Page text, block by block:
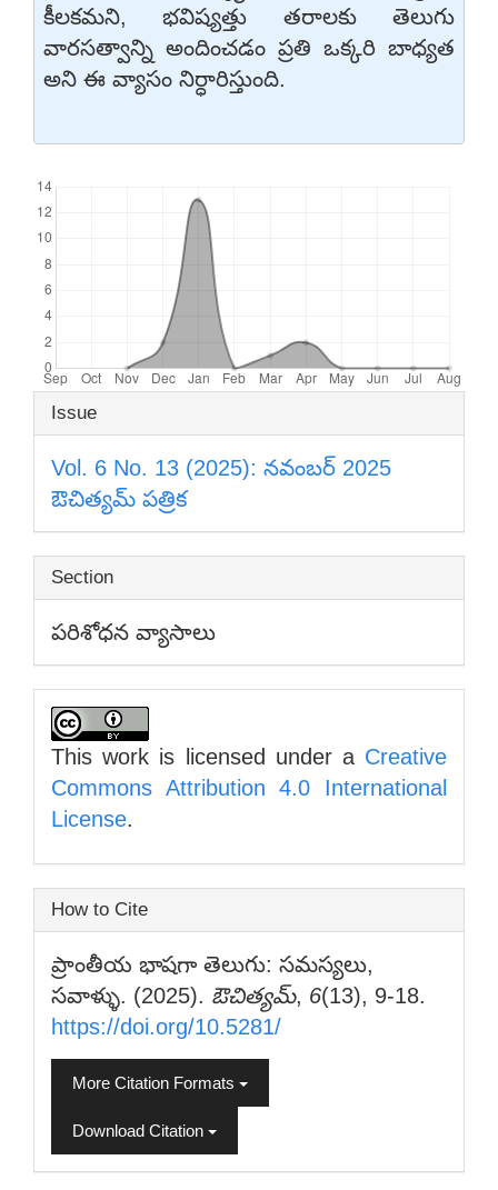
కీలకమని, భవిష్యత్తు తరాలకు తెలుగు
వారసత్వాన్ని అందించడం ప్రతి ఒక్కరి బాధ్యత
అని ఈ వ్యాసం నిర్ధారిస్తుంది.
Article
Details
Issue
Vol. 6 No. 13 (2025): నవంబర్ 2025
ఔచిత్యమ్ పత్రిక
Section
పరిశోధన వ్యాసాలు
This work is licensed under a Creative
Commons Attribution 4.0 International
License.
How to Cite
ప్రాంతీయ భాషగా తెలుగు: సమస్యలు,
సవాళ్ళు. (2025). ఔచిత్యమ్, 6(13), 9-18.
https://doi.org/10.5281/
More Citation Formats
Download Citation